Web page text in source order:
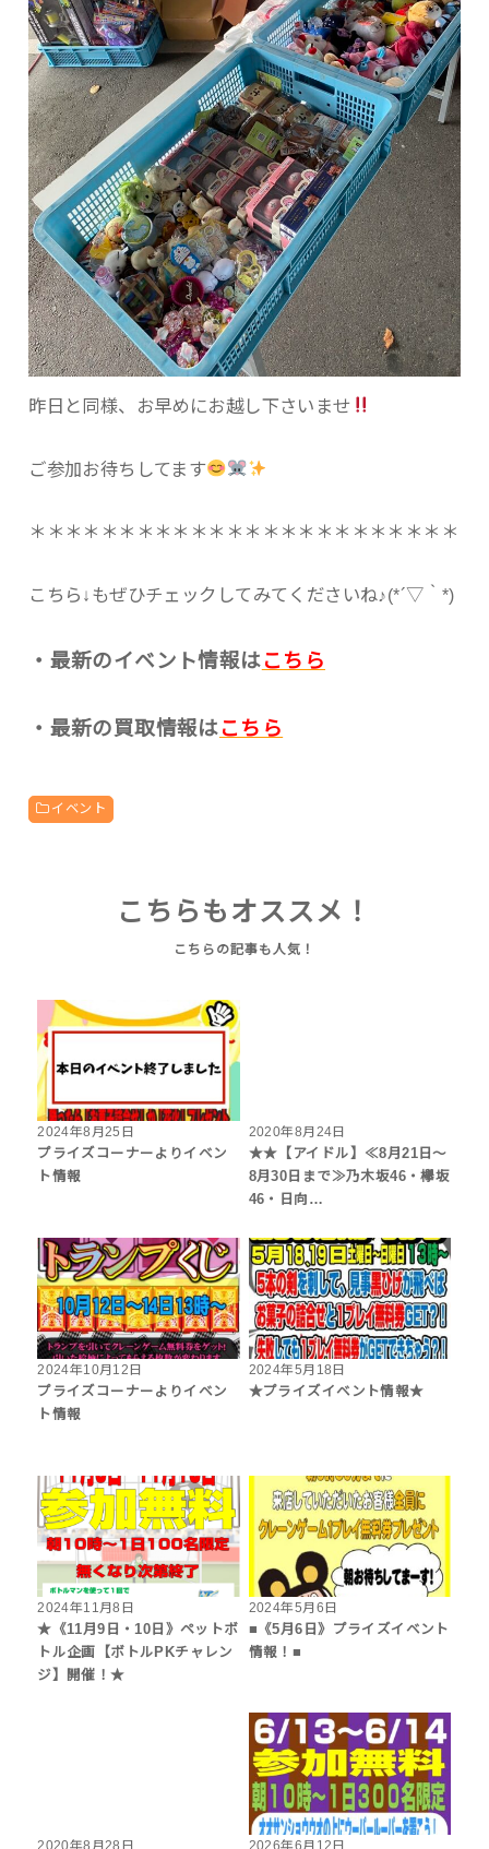
昨日と同様、お早めにお越し下さいませ
ご参加お待ちしてます
＊＊＊＊＊＊＊＊＊＊＊＊＊＊＊＊＊＊＊＊＊＊＊＊
こちら↓もぜひチェックしてみてくださいね♪(*´▽｀*)
・最新のイベント情報はこちら
・最新の買取情報はこちら
イベント
こちらもオススメ！
2024年8月25日
プライズコーナーよりイベン
ト情報
2020年8月24日
★★【アイドル】≪8月21日～
8月30日まで≫乃木坂46・欅坂
46・日向…
2024年10月12日
プライズコーナーよりイベン
ト情報
2024年5月18日
★プライズイベント情報★
2024年11月8日
★《11月9日・10日》ペットボ
トル企画【ボトルPKチャレン
ジ】開催！★
2024年5月6日
■《5月6日》プライズイベント
情報！■
2020年8月28日
2026年6月12日